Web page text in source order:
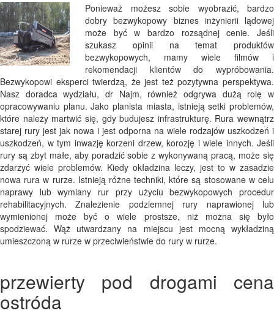
Ponieważ możesz sobie wyobrazić, bardzo
dobry bezwykopowy biznes inżynierii lądowej
może być w bardzo rozsądnej cenie. Jeśli
szukasz opinii na temat produktów
bezwykopowych, mamy wiele filmów i
rekomendacji klientów do wypróbowania.
Bezwykopowi eksperci twierdzą, że jest też pozytywna perspektywa.
Nasz doradca wydziału, dr Najm, również odgrywa dużą rolę w
opracowywaniu planu. Jako planista miasta, istnieją setki problemów,
które należy martwić się, gdy budujesz infrastrukturę. Rura wewnątrz
starej rury jest jak nowa i jest odporna na wiele rodzajów uszkodzeń i
uszkodzeń, w tym inwazję korzeni drzew, korozję i wiele innych. Jeśli
rury są zbyt małe, aby poradzić sobie z wykonywaną pracą, może się
zdarzyć wiele problemów. Kiedy okładzina leczy, jest to w zasadzie
nowa rura w rurze. Istnieją różne techniki, które są stosowane w celu
naprawy lub wymiany rur przy użyciu bezwykopowych procedur
rehabilitacyjnych. Znalezienie podziemnej rury naprawionej lub
wymienionej może być o wiele prostsze, niż można się było
spodziewać. Wąż utwardzany na miejscu jest mocną wykładziną
umieszczoną w rurze w przeciwieństwie do rury w rurze.
przewierty pod drogami cena
ostróda